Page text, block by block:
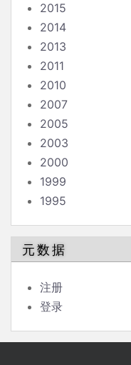
2015
2014
2013
2011
2010
2007
2005
2003
2000
1999
1995
元数据
注册
登录